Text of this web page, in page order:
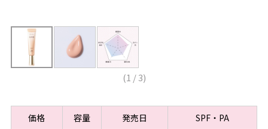
(1 /3)
価格 容量 発売日
SPF・PA